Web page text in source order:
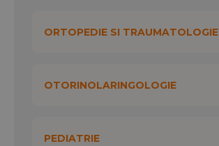
ORTOPEDIE SI TRAUMATOLOGIE
OTORINOLARINGOLOGIE
PEDIATRIE